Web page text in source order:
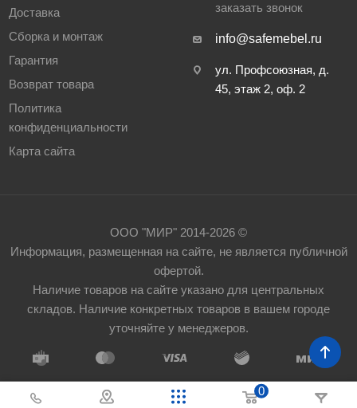
Доставка
Сборка и монтаж
Гарантия
Возврат товара
Политика
конфиденциальности
Карта сайта
заказать звонок
info@safemebel.ru
ул. Профсоюзная, д.
45, этаж 2, оф. 2
ООО "МИР" 2014-2026 ©
Информация, размещенная на сайте, не является публичной
офертой.
Наличие товаров на сайте указано для центральных
складов. Наличие конкретных товаров в вашем городе
уточняйте у менеджеров.
0